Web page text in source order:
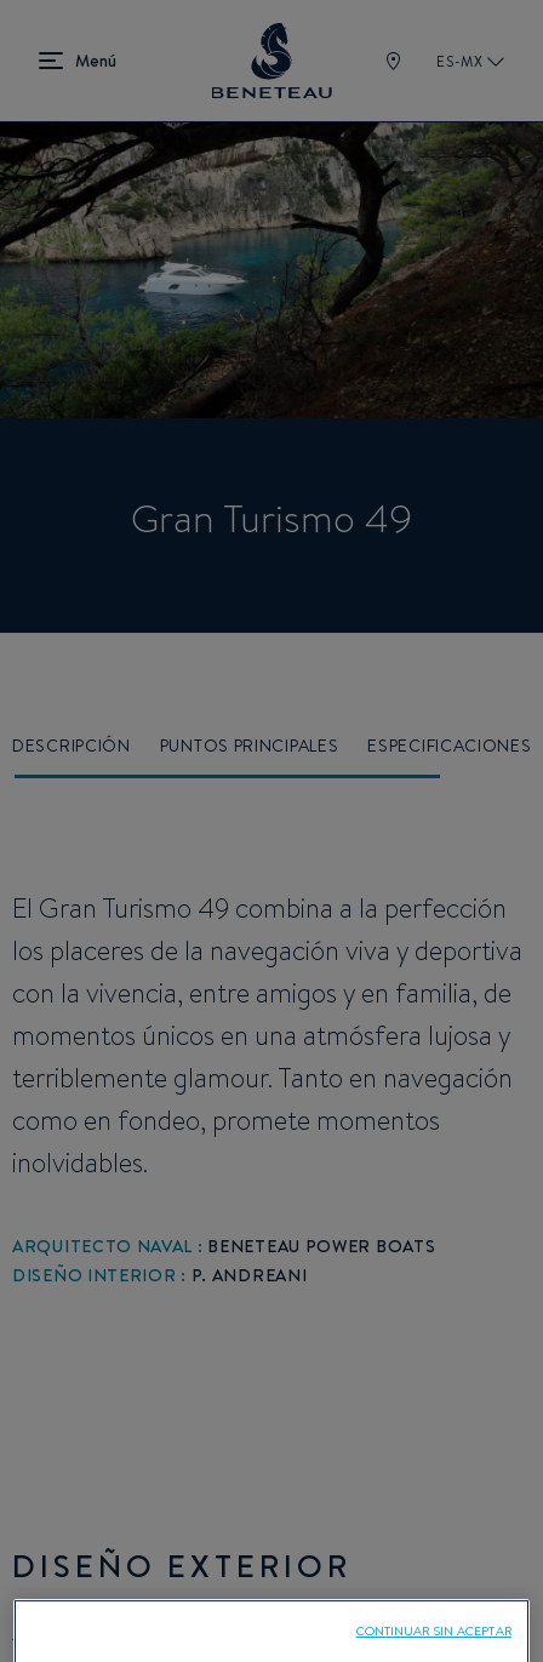
ES-MX
Gran Turismo 49
DESCRIPCIÓN PUNTOS PRINCIPALES ESPECIFICACIONES
El Gran Turismo 49 combina a la perfección
los placeres de la navegación viva y deportiva
con la vivencia, entre amigos y en familia, de
momentos únicos en una atmósfera lujosa y
terriblemente glamour. Tanto en navegación
como en fondeo, promete momentos
inolvidables.
ARQUITECTO NAVAL : BENETEAU POWER BOATS
DISEÑO INTERIOR : P. ANDREANI
DISEÑO EXTERIOR
CONTINUAR SIN ACEPTAR